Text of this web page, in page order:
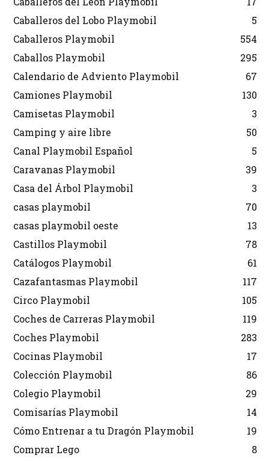
Caballeros del Lobo Playmobil
5
Caballeros Playmobil
554
Caballos Playmobil
295
Calendario de Adviento Playmobil
67
Camiones Playmobil
130
Camisetas Playmobil
3
Camping y aire libre
50
Canal Playmobil Español
5
Caravanas Playmobil
39
Casa del Árbol Playmobil
3
casas playmobil
70
casas playmobil oeste
13
Castillos Playmobil
78
Catálogos Playmobil
61
Cazafantasmas Playmobil
117
Circo Playmobil
105
Coches de Carreras Playmobil
119
Coches Playmobil
283
Cocinas Playmobil
17
Colección Playmobil
86
Colegio Playmobil
29
Comisarías Playmobil
14
Cómo Entrenar a tu Dragón Playmobil
19
Comprar Lego
8